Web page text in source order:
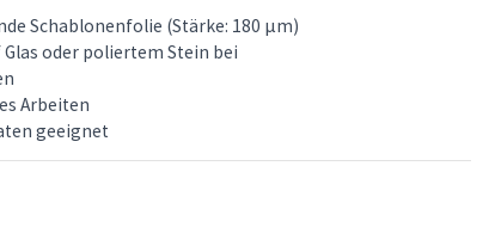
Schablonenfolie (Stärke: 180 µm)
oder poliertem Stein bei
Arbeiten
geeignet